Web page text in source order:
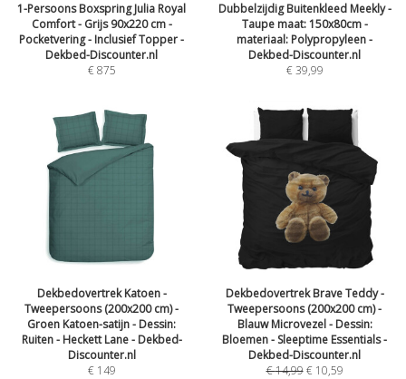
1-Persoons Boxspring Julia Royal
Comfort - Grijs 90x220 cm -
Pocketvering - Inclusief Topper -
Dekbed-Discounter.nl
€875
Dubbelzijdig Buitenkleed Meekly -
Taupe maat: 150x80cm -
materiaal: Polypropyleen -
Dekbed-Discounter.nl
€39,99
Dekbedovertrek Katoen -
Tweepersoons (200x200 cm) -
Groen Katoen-satijn - Dessin:
Ruiten - Heckett Lane - Dekbed-
Discounter.nl
€ 149
Dekbedovertrek Brave Teddy -
Tweepersoons (200x200 cm) -
Blauw Microvezel - Dessin:
Bloemen - Sleeptime Essentials -
Dekbed-Discounter.nl
€14,99 € 10,59